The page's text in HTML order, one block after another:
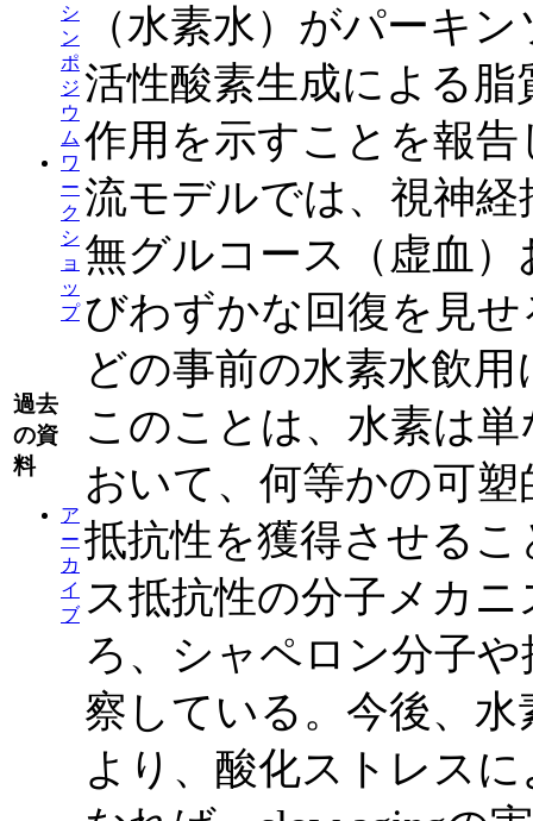
シ
ン
ポ
ジ
ウ
ム
ワ
ー
ク
シ
ョ
ッ
プ
過去
の資
料
ア
ー
カ
イ
ブ
（水素水）がパーキ
活性酸素生成による
作用を示すことを報
流モデルでは、視神
無グルコース（虚血
びわずかな回復を見
どの事前の水素水飲
このことは、水素は
おいて、何等かの可
抵抗性を獲得させる
ス抵抗性の分子メカ
ろ、シャペロン分子
察している。今後、
より、酸化ストレス